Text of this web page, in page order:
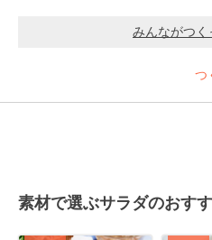
みんながつく
つ
素材で選ぶサラダのおす